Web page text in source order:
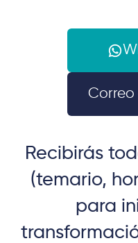
Recibirás
(temario,
para